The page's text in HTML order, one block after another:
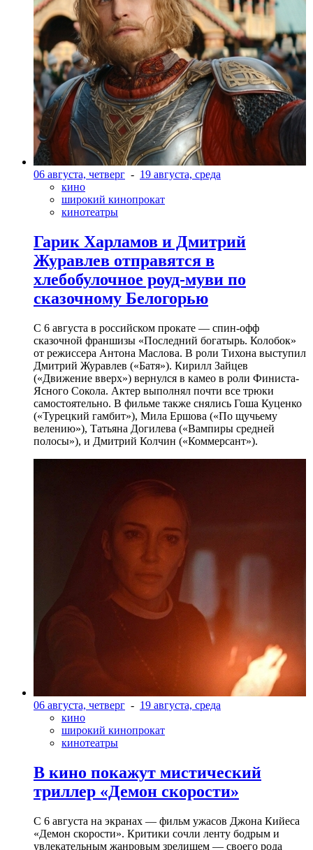
06 августа, четверг - 19 августа, среда
кино
широкий кинопрокат
кинотеатры
Гарик Харламов и Дмитрий
Журавлев отправятся в
хлебобулочное роуд-муви по
сказочному Белогорью
С 6 августа в российском прокате — спин-офф
сказочной франшизы «Последний богатырь. Колобок»
от режиссера Антона Маслова. В роли Тихона выступил
Дмитрий Журавлев («Батя»). Кирилл Зайцев
(«Движение вверх») вернулся в камео в роли Финиста-
Ясного Сокола. Актер выполнял почти все трюки
самостоятельно. В фильме также снялись Гоша Куценко
(«Турецкий гамбит»), Мила Ершова («По щучьему
велению»), Татьяна Догилева («Вампиры средней
полосы»), и Дмитрий Колчин («Коммерсант»).
06 августа, четверг - 19 августа, среда
кино
широкий кинопрокат
кинотеатры
В кино покажут мистический
триллер «Демон скорости»
С 6 августа на экранах — фильм ужасов Джона Кийеса
«Демон скорости». Критики сочли ленту бодрым и
увлекательным жанровым зрелищeм — своего рода